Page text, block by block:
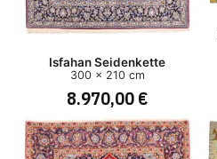
Isfahan Seidenkette
300 x 210 cm
8.970,00 €